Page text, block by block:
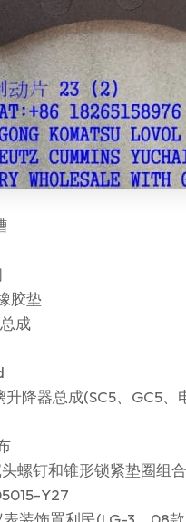
胶垫
成
升降器总成(SC5、GC5、
螺钉和锥形锁紧垫圈组
Y27